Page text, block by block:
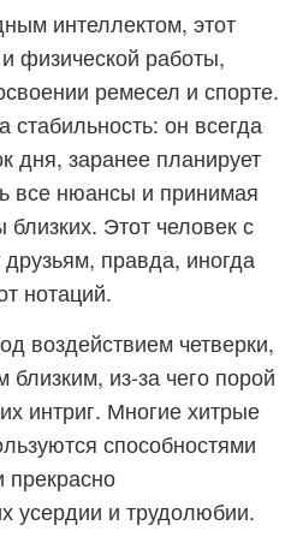
интеллектом, этот
физической работы,
ремесел и спорте.
он всегда
дня, заранее планирует
все нюансы и принимая
Этот человек с
правда, иногда
нотаций.
воздействием четверки,
из-за чего порой
интриг. Многие хитрые
способностями
прекрасно
усердии и трудолюбии.